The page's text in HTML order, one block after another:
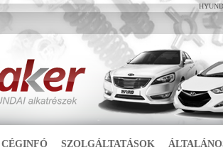
CÉGINFÓ SZOLGÁLTATÁSOK